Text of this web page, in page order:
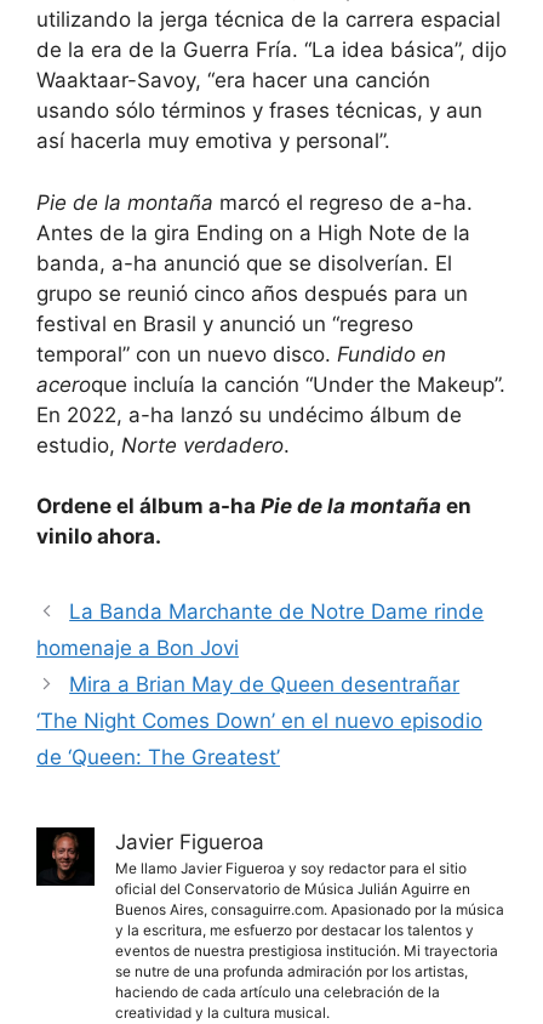
utilizando la jerga técnica de la carrera espacial
de la era de la Guerra Fría. “La idea básica”, dijo
Waaktaar-Savoy, “era hacer una canción
usando sólo términos y frases técnicas, y aun
así hacerla muy emotiva y personal”.
Pie de la montaña marcó el regreso de a-ha.
Antes de la gira Ending on a High Note de la
banda, a-ha anunció que se disolverían. El
grupo se reunió cinco años después para un
festival en Brasil y anunció un “regreso
temporal” con un nuevo disco. Fundido en
aceroque incluía la canción “Under the Makeup”.
En 2022, a-ha lanzó su undécimo álbum de
estudio, Norte verdadero.
Ordene el álbum a-ha Pie de la montaña en
vinilo ahora.
La Banda Marchante de Notre Dame rinde
homenaje a Bon Jovi
Mira a Brian May de Queen desentrañar
‘The Night Comes Down’ en el nuevo episodio
de ‘Queen: The Greatest’
Javier Figueroa
Me llamo Javier Figueroa y soy redactor para el sitio
oficial del Conservatorio de Música Julián Aguirre en
Buenos Aires, consaguirre.com. Apasionado por la música
y la escritura, me esfuerzo por destacar los talentos y
eventos de nuestra prestigiosa institución. Mi trayectoria
se nutre de una profunda admiración por los artistas,
haciendo de cada artículo una celebración de la
creatividad y la cultura musical.